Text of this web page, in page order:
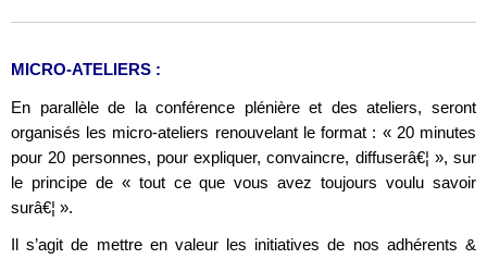
MICRO-ATELIERS :
En parallèle de la conférence plénière et des ateliers, seront
organisés les micro-ateliers renouvelant le format : « 20 minutes
pour 20 personnes, pour expliquer, convaincre, diffuserâ€¦ », sur
le principe de « tout ce que vous avez toujours voulu savoir
surâ€¦ ».
Il s’agit de mettre en valeur les initiatives de nos adhérents &